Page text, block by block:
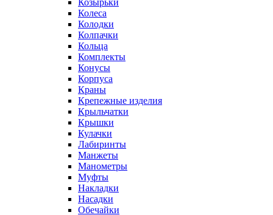
Козырьки
Колеса
Колодки
Колпачки
Кольца
Комплекты
Конусы
Корпуса
Краны
Крепежные изделия
Крыльчатки
Крышки
Кулачки
Лабиринты
Манжеты
Манометры
Муфты
Накладки
Насадки
Обечайки